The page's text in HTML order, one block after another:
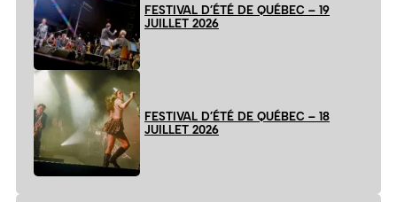
FESTIVAL D’ÉTÉ DE QUÉBEC – 19
JUILLET 2026
FESTIVAL D’ÉTÉ DE QUÉBEC – 18
JUILLET 2026